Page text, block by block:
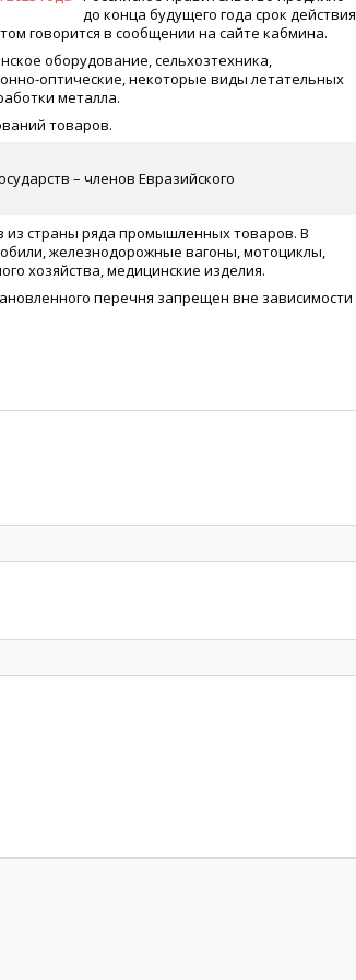
до конца будущего года срок действия
говорится в сообщении на сайте кабмина.
оборудование, сельхозтехника,
оптические, некоторые виды летательных
металла.
товаров.
– членов Евразийского
из страны ряда промышленных товаров. В
железнодорожные вагоны, мотоциклы,
хозяйства, медицинские изделия.
перечня запрещен вне зависимости